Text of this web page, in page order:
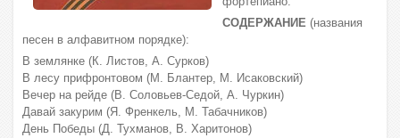
СОДЕРЖАНИЕ (названия
песен в алфавитном порядке):
В землянке (К. Листов, А. Сурков)
В лесу прифронтовом (М. Блантер, М. Исаковский)
Вечер на рейде (В. Соловьев-Седой, А. Чуркин)
Давай закурим (Я. Френкель, M. Табачников)
День Победы (Д. Тухманов, В. Харитонов)